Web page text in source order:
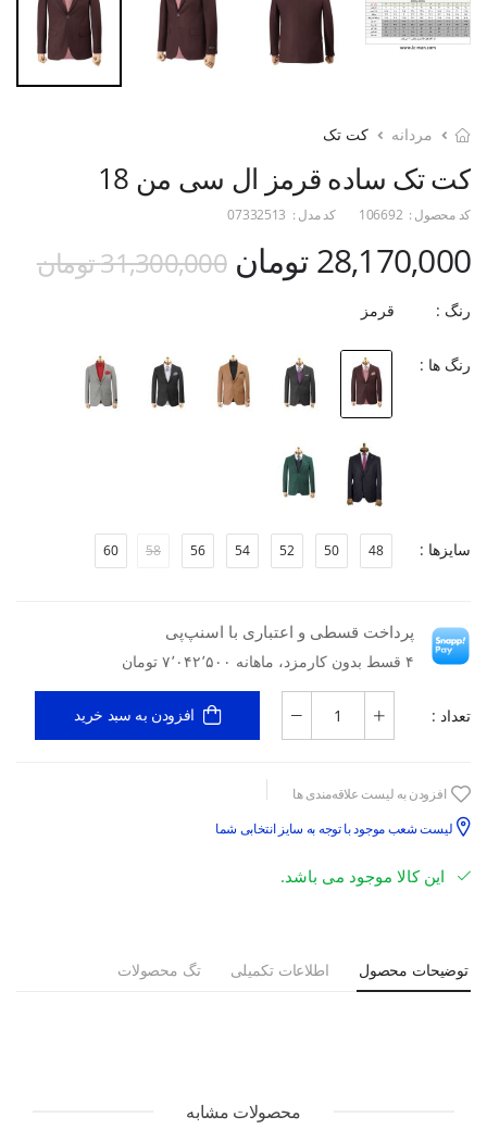
مردانه کت تک
کت تک ساده قرمز ال سی من 18
کد محصول : 106692 کد مدل : 07332513
28,170,000 تومان 31,300,000 تومان
رنگ : قرمز
رنگ ها :
سایزها : 48
50
52
54
56
58
60
پرداخت قسطی و اعتباری با اسنپ‌پی
۴ قسط بدون کارمزد، ماهانه ۷٬۰۴۲٬۵۰۰ تومان
تعداد : افزودن به سبد خرید
افزودن به لیست علاقه‌مندی ها
لیست شعب موجود با توجه به سایز انتخابی شما
این کالا موجود می باشد.
توضیحات محصول اطلاعات تکمیلی تگ محصولات
محصولات مشابه